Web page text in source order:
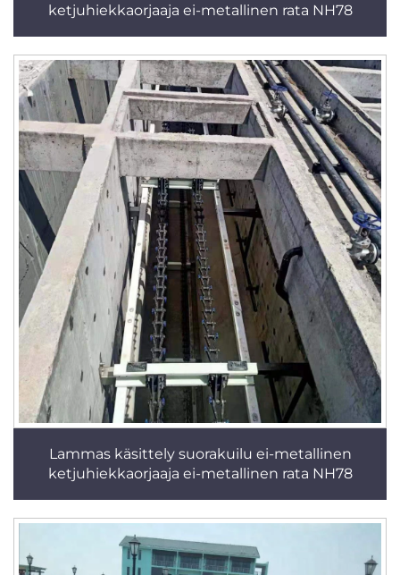
ketjuhiekkaorjaaja ei-metallinen rata NH78
Lammas käsittely suorakuilu ei-metallinen
ketjuhiekkaorjaaja ei-metallinen rata NH78